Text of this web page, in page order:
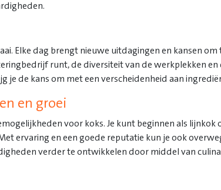
Elke dag brengt nieuwe uitdagingen en kansen
runt, de diversiteit van de werkplekken
je de kans om met een verscheidenheid aan
en groei
voor koks. Je kunt beginnen als
ervaring en een goede reputatie kun je ook
verder te ontwikkelen door middel van